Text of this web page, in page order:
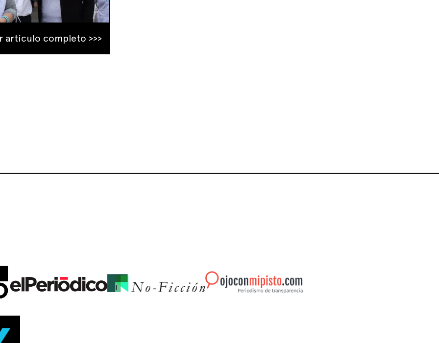
artículo completo >>>